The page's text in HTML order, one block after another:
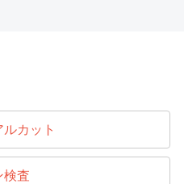
カット
検査